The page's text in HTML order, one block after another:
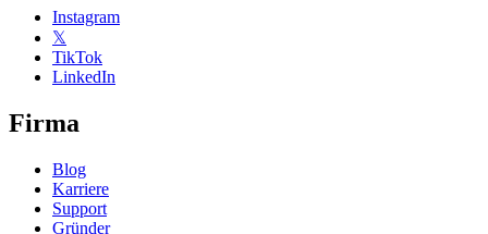
Instagram
𝕏
TikTok
LinkedIn
Firma
Blog
Karriere
Support
Gründer